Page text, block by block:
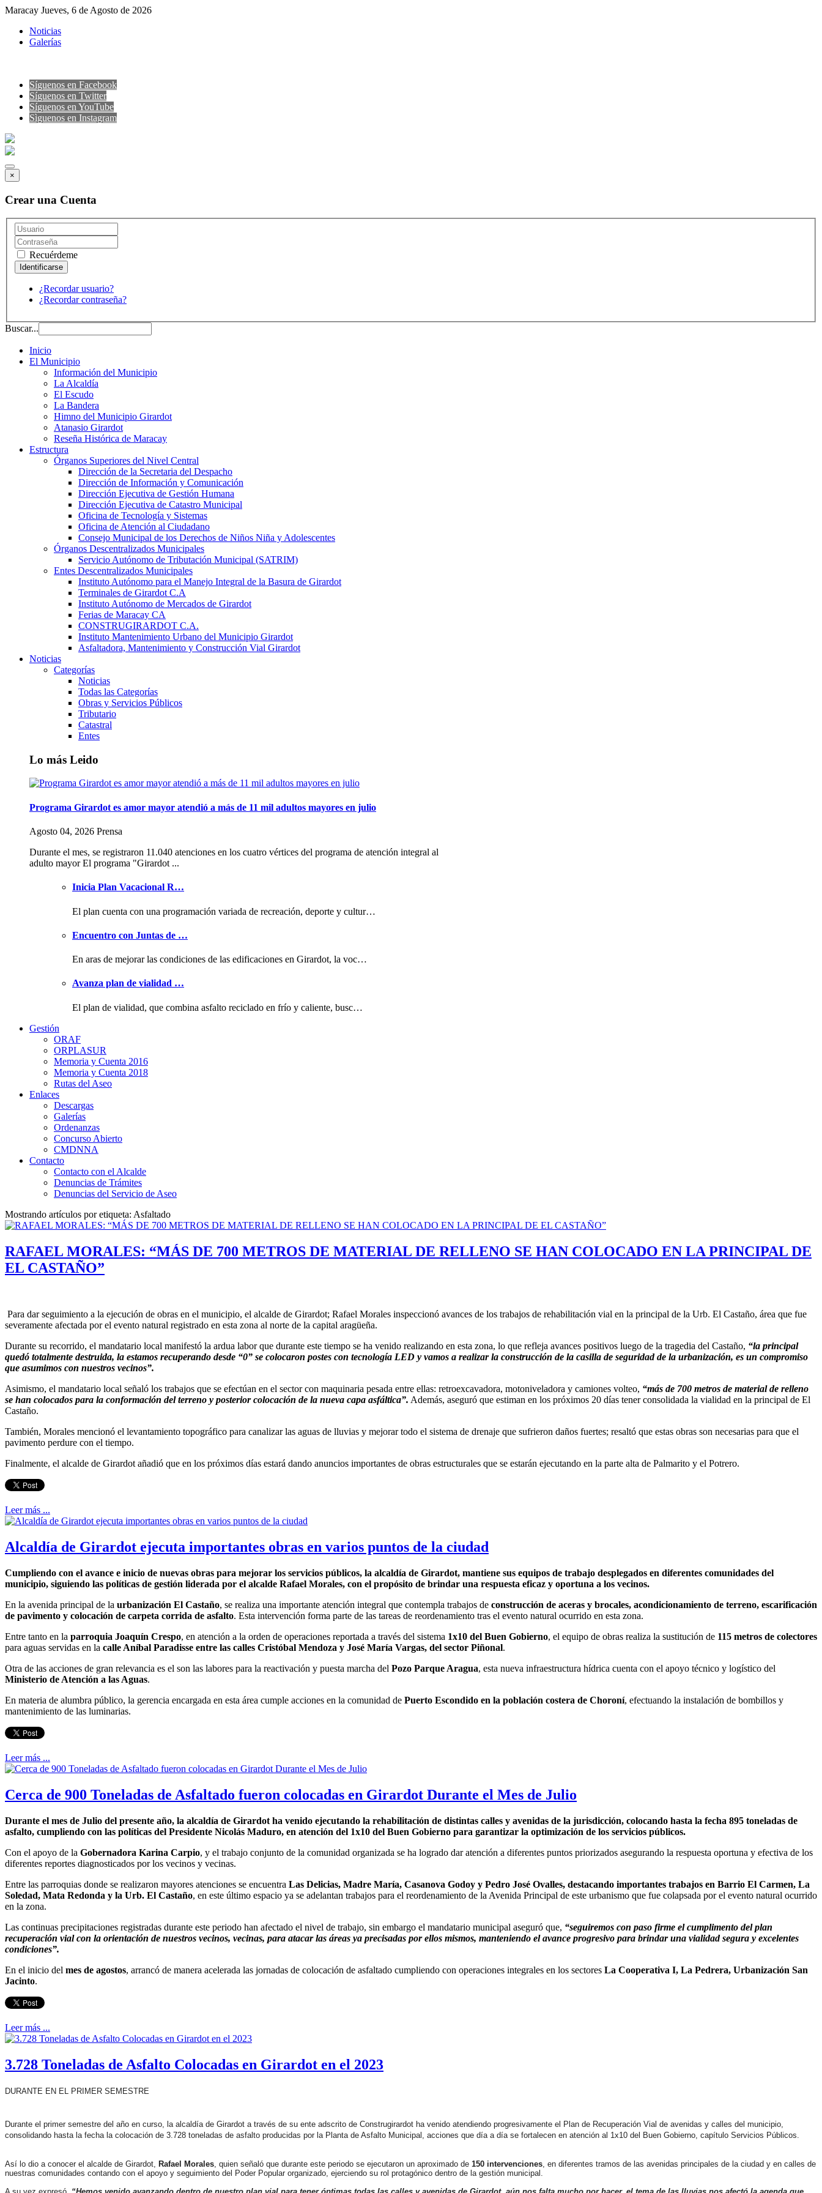
Maracay Jueves, 6 de Agosto de 2026
Noticias
Galerías
Síguenos en Facebook
Síguenos en Twitter
Síguenos en YouTube
Sìguenos en Instagram
×
Crear una Cuenta
Recuérdeme
¿Recordar usuario?
¿Recordar contraseña?
Buscar...
Inicio
El Municipio
Información del Municipio
La Alcaldía
El Escudo
La Bandera
Himno del Municipio Girardot
Atanasio Girardot
Reseña Histórica de Maracay
Estructura
Órganos Superiores del Nivel Central
Dirección de la Secretaria del Despacho
Dirección de Información y Comunicación
Dirección Ejecutiva de Gestión Humana
Dirección Ejecutiva de Catastro Municipal
Oficina de Tecnología y Sistemas
Oficina de Atención al Ciudadano
Consejo Municipal de los Derechos de Niños Niña y Adolescentes
Órganos Descentralizados Municipales
Servicio Autónomo de Tributación Municipal (SATRIM)
Entes Descentralizados Municipales
Instituto Autónomo para el Manejo Integral de la Basura de Girardot
Terminales de Girardot C.A
Instituto Autónomo de Mercados de Girardot
Ferias de Maracay CA
CONSTRUGIRARDOT C.A.
Instituto Mantenimiento Urbano del Municipio Girardot
Asfaltadora, Mantenimiento y Construcción Vial Girardot
Noticias
Categorías
Noticias
Todas las Categorías
Obras y Servicios Públicos
Tributario
Catastral
Entes
Lo más Leido
Programa Girardot es amor mayor atendió a más de 11 mil adultos mayores en julio
Agosto 04, 2026 Prensa
Durante el mes, se registraron 11.040 atenciones en los cuatro vértices del programa de atención integral al
adulto mayor El programa "Girardot ...
Inicia Plan Vacacional R…
El plan cuenta con una programación variada de recreación, deporte y cultur…
Encuentro con Juntas de …
En aras de mejorar las condiciones de las edificaciones en Girardot, la voc…
Avanza plan de vialidad …
El plan de vialidad, que combina asfalto reciclado en frío y caliente, busc…
Gestión
ORAF
ORPLASUR
Memoria y Cuenta 2016
Memoria y Cuenta 2018
Rutas del Aseo
Enlaces
Descargas
Galerías
Ordenanzas
Concurso Abierto
CMDNNA
Contacto
Contacto con el Alcalde
Denuncias de Trámites
Denuncias del Servicio de Aseo
Mostrando artículos por etiqueta: Asfaltado
RAFAEL MORALES: “MÁS DE 700 METROS DE MATERIAL DE RELLENO SE HAN COLOCADO EN LA PRINCIPAL DE
EL CASTAÑO”
Para dar seguimiento a la ejecución de obras en el municipio, el alcalde de Girardot; Rafael Morales inspeccionó avances de los trabajos de rehabilitación vial en la principal de la Urb. El Castaño, área que fue
severamente afectada por el evento natural registrado en esta zona al norte de la capital aragüeña.
Durante su recorrido, el mandatario local manifestó la ardua labor que durante este tiempo se ha venido realizando en esta zona, lo que refleja avances positivos luego de la tragedia del Castaño, “la principal
quedó totalmente destruida, la estamos recuperando desde “0” se colocaron postes con tecnología LED y vamos a realizar la construcción de la casilla de seguridad de la urbanización, es un compromiso
que asumimos con nuestros vecinos”.
Asimismo, el mandatario local señaló los trabajos que se efectúan en el sector con maquinaria pesada entre ellas: retroexcavadora, motoniveladora y camiones volteo, “más de 700 metros de material de relleno
se han colocados para la conformación del terreno y posterior colocación de la nueva capa asfáltica”. Además, aseguró que estiman en los próximos 20 días tener consolidada la vialidad en la principal de El
Castaño.
También, Morales mencionó el levantamiento topográfico para canalizar las aguas de lluvias y mejorar todo el sistema de drenaje que sufrieron daños fuertes; resaltó que estas obras son necesarias para que el
pavimento perdure con el tiempo.
Finalmente, el alcalde de Girardot añadió que en los próximos días estará dando anuncios importantes de obras estructurales que se estarán ejecutando en la parte alta de Palmarito y el Potrero.
Leer más ...
Alcaldía de Girardot ejecuta importantes obras en varios puntos de la ciudad
Cumpliendo con el avance e inicio de nuevas obras para mejorar los servicios públicos, la alcaldía de Girardot, mantiene sus equipos de trabajo desplegados en diferentes comunidades del
municipio, siguiendo las políticas de gestión liderada por el alcalde Rafael Morales, con el propósito de brindar una respuesta eficaz y oportuna a los vecinos.
En la avenida principal de la urbanización El Castaño, se realiza una importante atención integral que contempla trabajos de construcción de aceras y brocales, acondicionamiento de terreno, escarificación
de pavimento y colocación de carpeta corrida de asfalto. Esta intervención forma parte de las tareas de reordenamiento tras el evento natural ocurrido en esta zona.
Entre tanto en la parroquia Joaquín Crespo, en atención a la orden de operaciones reportada a través del sistema 1x10 del Buen Gobierno, el equipo de obras realiza la sustitución de 115 metros de colectores
para aguas servidas en la calle Aníbal Paradisse entre las calles Cristóbal Mendoza y José María Vargas, del sector Piñonal.
Otra de las acciones de gran relevancia es el son las labores para la reactivación y puesta marcha del Pozo Parque Aragua, esta nueva infraestructura hídrica cuenta con el apoyo técnico y logístico del
Ministerio de Atención a las Aguas.
En materia de alumbra público, la gerencia encargada en esta área cumple acciones en la comunidad de Puerto Escondido en la población costera de Choroní, efectuando la instalación de bombillos y
mantenimiento de las luminarias.
Leer más ...
Cerca de 900 Toneladas de Asfaltado fueron colocadas en Girardot Durante el Mes de Julio
Durante el mes de Julio del presente año, la alcaldía de Girardot ha venido ejecutando la rehabilitación de distintas calles y avenidas de la jurisdicción, colocando hasta la fecha 895 toneladas de
asfalto, cumpliendo con las políticas del Presidente Nicolás Maduro, en atención del 1x10 del Buen Gobierno para garantizar la optimización de los servicios públicos.
Con el apoyo de la Gobernadora Karina Carpio, y el trabajo conjunto de la comunidad organizada se ha logrado dar atención a diferentes puntos priorizados asegurando la respuesta oportuna y efectiva de los
diferentes reportes diagnosticados por los vecinos y vecinas.
Entre las parroquias donde se realizaron mayores atenciones se encuentra Las Delicias, Madre María, Casanova Godoy y Pedro José Ovalles, destacando importantes trabajos en Barrio El Carmen, La
Soledad, Mata Redonda y la Urb. El Castaño, en este último espacio ya se adelantan trabajos para el reordenamiento de la Avenida Principal de este urbanismo que fue colapsada por el evento natural ocurrido
en la zona.
Las continuas precipitaciones registradas durante este periodo han afectado el nivel de trabajo, sin embargo el mandatario municipal aseguró que, “seguiremos con paso firme el cumplimento del plan
recuperación vial con la orientación de nuestros vecinos, vecinas, para atacar las áreas ya precisadas por ellos mismos, manteniendo el avance progresivo para brindar una vialidad segura y excelentes
condiciones”.
En el inicio del mes de agostos, arrancó de manera acelerada las jornadas de colocación de asfaltado cumpliendo con operaciones integrales en los sectores La Cooperativa I, La Pedrera, Urbanización San
Jacinto.
Leer más ...
3.728 Toneladas de Asfalto Colocadas en Girardot en el 2023
DURANTE EN EL PRIMER SEMESTRE
Durante el primer semestre del año en curso, la alcaldía de Girardot a través de su ente adscrito de Construgirardot ha venido atendiendo progresivamente el Plan de Recuperación Vial de avenidas y calles del municipio,
consolidando hasta la fecha la colocación de 3.728 toneladas de asfalto producidas por la Planta de Asfalto Municipal, acciones que día a día se fortalecen en atención al 1x10 del Buen Gobierno, capítulo Servicios Públicos.
Así lo dio a conocer el alcalde de Girardot, Rafael Morales , quien señaló que durante este periodo se ejecutaron un aproximado de 150 intervenciones , en diferentes tramos de las avenidas principales de la ciudad y en calles de
nuestras comunidades contando con el apoyo y seguimiento del Poder Popular organizado, ejerciendo su rol protagónico dentro de la gestión municipal.